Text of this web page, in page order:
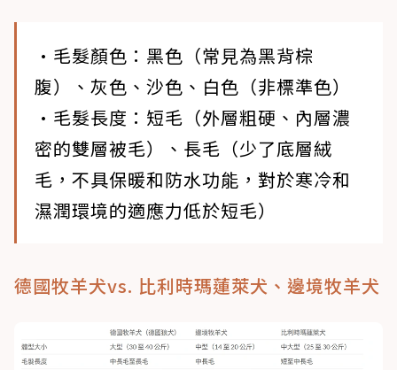
•毛髮顏色 ：黑色（常見為黑背棕
腹）、灰色、沙色、白色（非標準色）
•毛髮長度 ：短毛（外層粗硬、內層濃
密的雙層被毛）、長毛（少了底層絨
毛，不具保暖和防水功能，對於寒冷和
濕潤環境的適應力低於短毛）
德國牧羊犬vs. 比利時瑪蓮萊犬、邊境牧羊犬